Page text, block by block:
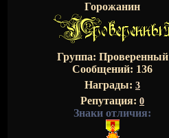
Горожанин
Группа: Проверенный
Сообщений: 136
Награды: 3
Репутация: 0
Знаки отличия: